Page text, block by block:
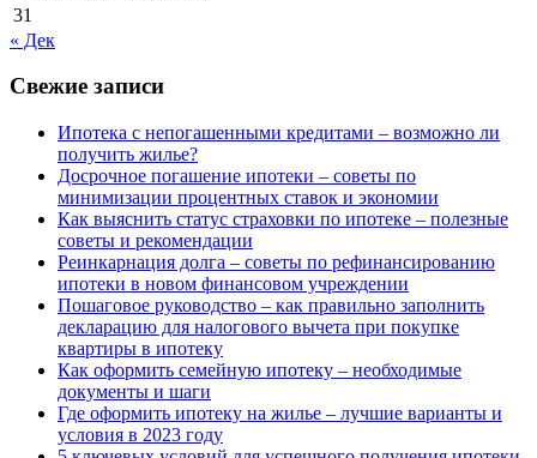
31
« Дек
Свежие записи
Ипотека с непогашенными кредитами – возможно ли
получить жилье?
Досрочное погашение ипотеки – советы по
минимизации процентных ставок и экономии
Как выяснить статус страховки по ипотеке – полезные
советы и рекомендации
Реинкарнация долга – советы по рефинансированию
ипотеки в новом финансовом учреждении
Пошаговое руководство – как правильно заполнить
декларацию для налогового вычета при покупке
квартиры в ипотеку
Как оформить семейную ипотеку – необходимые
документы и шаги
Где оформить ипотеку на жилье – лучшие варианты и
условия в 2023 году